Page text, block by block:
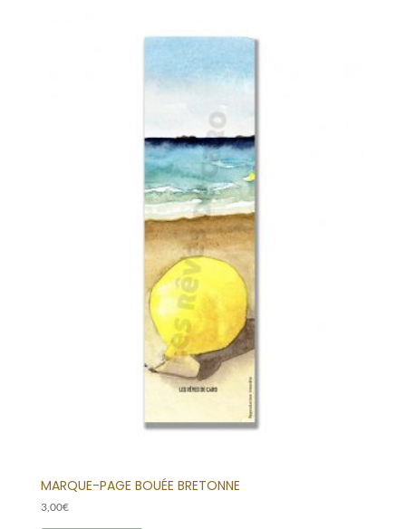
MARQUE-PAGE BOUÉE BRETONNE
3,00€